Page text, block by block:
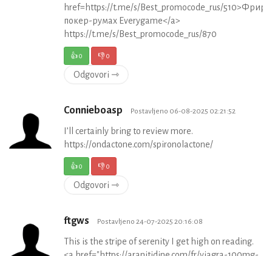
href=https://t.me/s/Best_promocode_rus/
покер-румах Everygame</a>
https://t.me/s/Best_promocode_rus/870
👍0 👎0
Odgovori ⇾
Connieboasp Postavljeno 06-08-2025 02:21:52
I’ll certainly bring to review more.
https://ondactone.com/spironolactone/
👍0 👎0
Odgovori ⇾
ftgws Postavljeno 24-07-2025 20:16:08
This is the stripe of serenity I get high on reading.